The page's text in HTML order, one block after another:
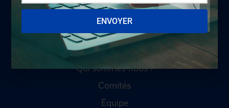
LA CHAMBRE
Offres d'emploi
Appel d'offres
Qui sommes-nous ?
Comités
Équipe
ENVOYER